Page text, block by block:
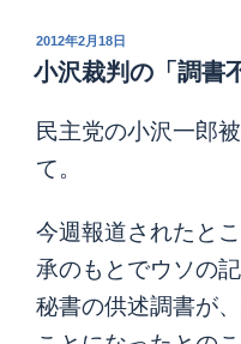
投
稿
日:
2012年2月18日
小沢裁判の「調書
民主党の小沢一郎
て。
今週報道されたと
承のもとでウソの
秘書の供述調書が